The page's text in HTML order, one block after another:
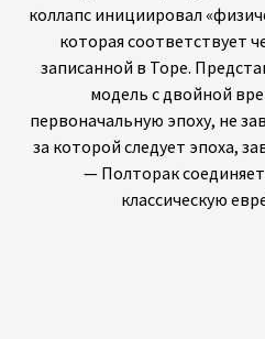
коллапс инициировал
которая соответствует
записанной в Торе.
модель с двойной
первоначальную эпоху, не
за которой следует эпоха,
— Полторак
классическую